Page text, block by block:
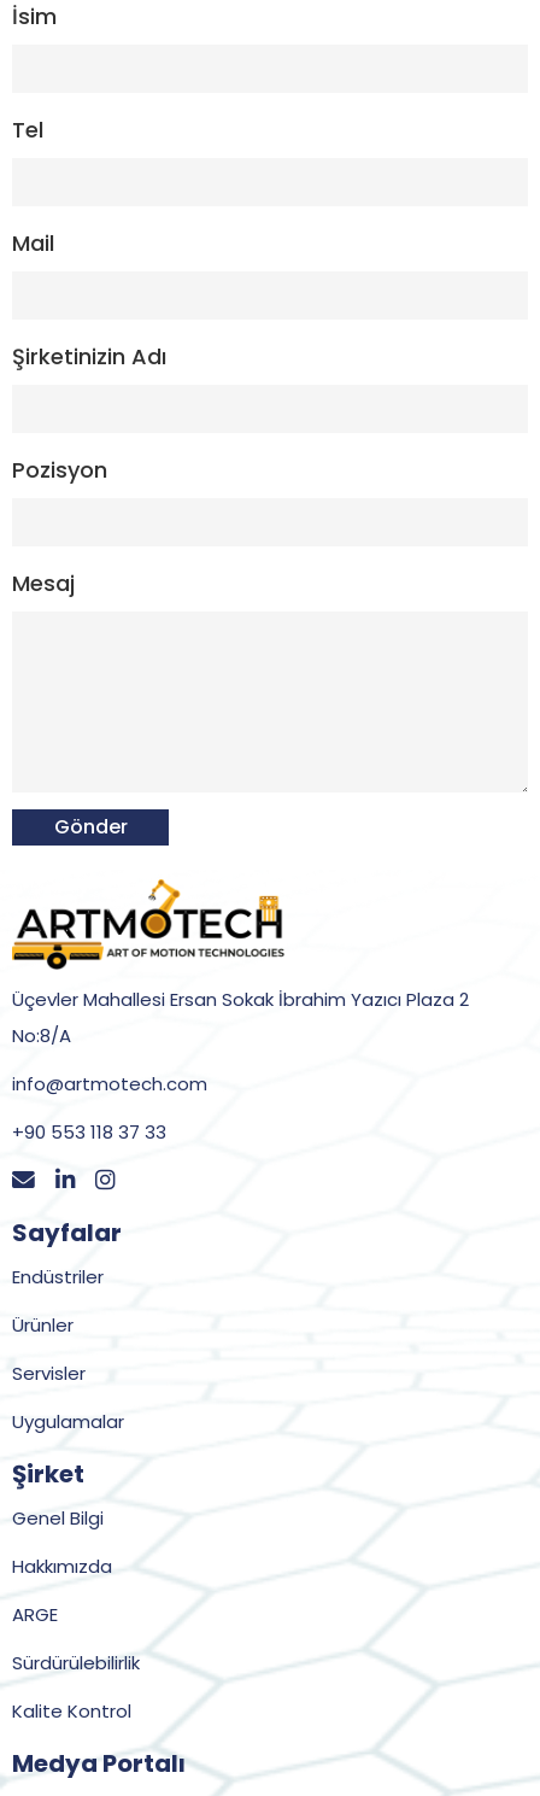
İsim
Tel
Mail
Şirketinizin Adı
Pozisyon
Mesaj
Gönder
Üçevler Mahallesi Ersan Sokak İbrahim Yazıcı Plaza 2
No:8/A
info@artmotech.com
+90 553 118 37 33
Sayfalar
Endüstriler
Ürünler
Servisler
Uygulamalar
Şirket
Genel Bilgi
Hakkımızda
ARGE
Sürdürülebilirlik
Kalite Kontrol
Medya Portalı